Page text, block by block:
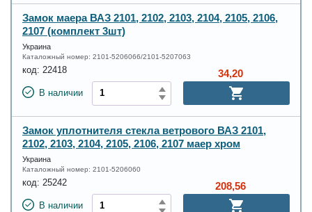
Замок маера ВАЗ 2101, 2102, 2103, 2104, 2105, 2106,
2107 (комплект 3шт)
Украина
Каталожный номер: 2101-5206066/2101-5207063
код: 22418
В наличии
34,20
Замок уплотнителя стекла ветрового ВАЗ 2101,
2102, 2103, 2104, 2105, 2106, 2107 маер хром
Украина
Каталожный номер: 2101-5206060
код: 25242
В наличии
208,56